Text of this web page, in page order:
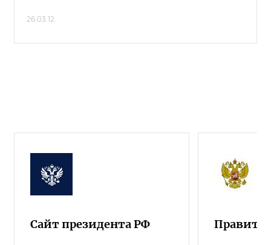
26.03.12
Сайт президента РФ